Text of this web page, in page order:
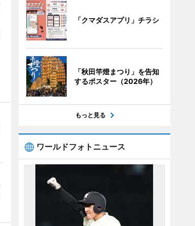
「クマダスアプリ」チラシ
「秋田竿燈まつり」を告知
するポスター（2026年）
もっと見る
ワールドフォトニュース